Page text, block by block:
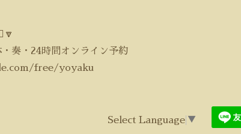
奏・24時間オンライン予約
free/yoyaku
Select Language ▼